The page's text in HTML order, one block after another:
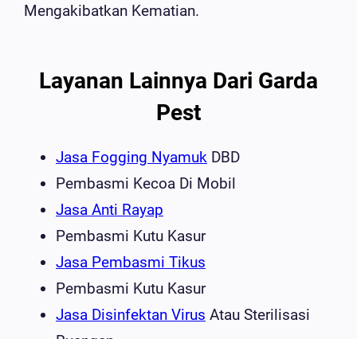
Mengakibatkan Kematian.
Layanan Lainnya Dari Garda
Pest
Jasa Fogging Nyamuk DBD
Pembasmi Kecoa Di Mobil
Jasa Anti Rayap
Pembasmi Kutu Kasur
Jasa Pembasmi Tikus
Pembasmi Kutu Kasur
Jasa Disinfektan Virus Atau Sterilisasi